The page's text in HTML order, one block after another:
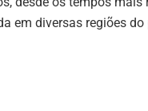
em diversas regiões